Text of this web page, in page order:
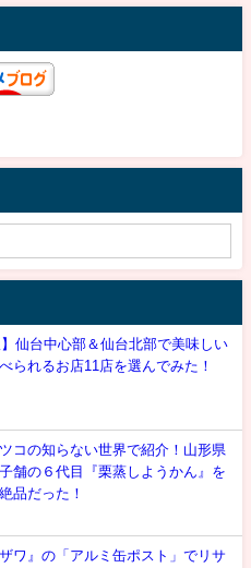
】仙台中心部＆仙台北部で美味しい
られるお店11店を選んでみた！
コの知らない世界で紹介！山形県
舗の６代目『栗蒸しようかん』を
品だった！
ワ』の「アルミ缶ポスト」でリサ